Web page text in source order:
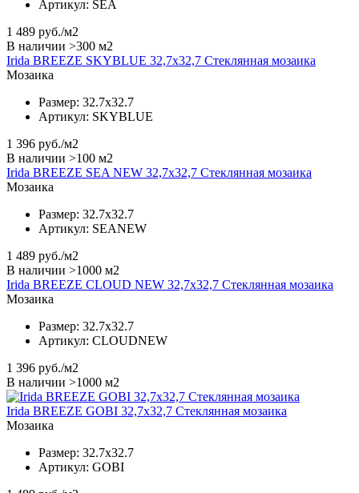
Артикул: SEA
1 489 руб./м2
В наличии >300 м2
Irida BREEZE SKYBLUE 32,7x32,7 Стеклянная мозаика
Мозаика
Размер: 32.7x32.7
Артикул: SKYBLUE
1 396 руб./м2
В наличии >100 м2
Irida BREEZE SEA NEW 32,7x32,7 Стеклянная мозаика
Мозаика
Размер: 32.7x32.7
Артикул: SEANEW
1 489 руб./м2
В наличии >1000 м2
Irida BREEZE CLOUD NEW 32,7x32,7 Стеклянная мозаика
Мозаика
Размер: 32.7x32.7
Артикул: CLOUDNEW
1 396 руб./м2
В наличии >1000 м2
Irida BREEZE GOBI 32,7x32,7 Стеклянная мозаика
Мозаика
Размер: 32.7x32.7
Артикул: GOBI